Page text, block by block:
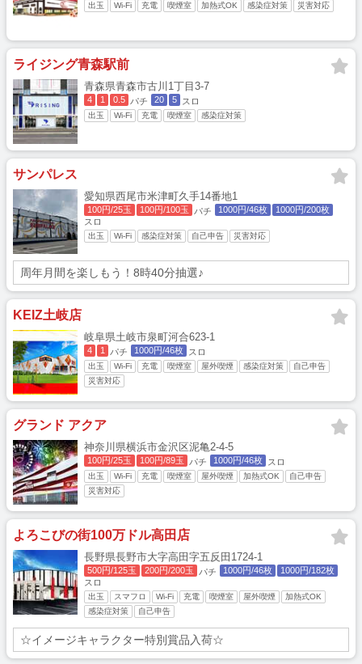
出玉 Wi-Fi 充電 喫煙室 加熱式OK 感染症対策 災害対応
ライジング青森駅前
青森県青森市古川1丁目3-7
4 1 0.5 パチ 20 5 スロ
出玉 Wi-Fi 充電 喫煙室 感染症対策
サンパレス
愛知県西尾市米津町久手14番地1
100円/25玉 100円/100玉 パチ 1000円/46枚
1000円/200枚
スロ
出玉 Wi-Fi 感染症対策 自己申告 災害対応
周年月間を楽しもう！8時40分抽選♪
KEIZ土岐店
岐阜県土岐市泉町河合623-1
4 1 パチ 1000円/46枚 スロ
出玉 Wi-Fi 充電 喫煙室 屋外喫煙 感染症対策
自己申告
災害対応
グランド アクア
神奈川県横浜市金沢区泥亀2-4-5
100円/25玉 100円/89玉 パチ 1000円/46枚 スロ
出玉 Wi-Fi 充電 喫煙室 屋外喫煙 加熱式OK
自己申告
災害対応
よろこびの街100万ドル高田店
長野県長野市大字高田字五反田1724-1
500円/125玉 200円/200玉 パチ 1000円/46枚
1000円/182枚
スロ
出玉 スマフロ Wi-Fi 充電 喫煙室 屋外喫煙
加熱式OK
感染症対策
自己申告
☆イメージキャラクター特別賞品入荷☆